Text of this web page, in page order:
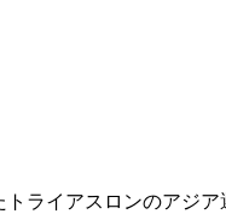
ライアスロンのアジ